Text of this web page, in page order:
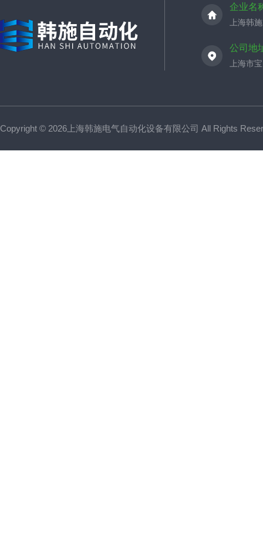
企业名
上海韩
公司地
上海市
Copyright © 2026上海韩施电气自动化设备有限公司 All Rights